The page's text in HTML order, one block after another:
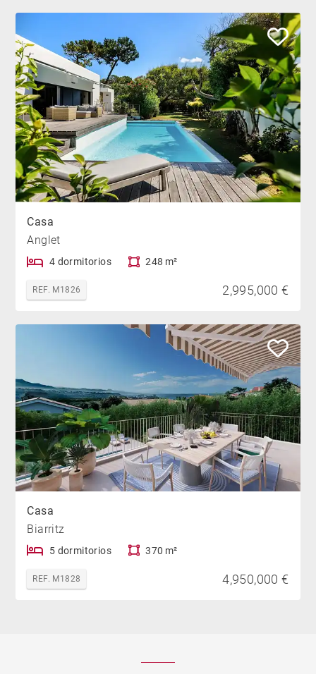
Casa
Anglet
4 dormitorios 248 m²
REF. M1826 2,995,000 €
Casa
Biarritz
5 dormitorios 370 m²
REF. M1828 4,950,000 €